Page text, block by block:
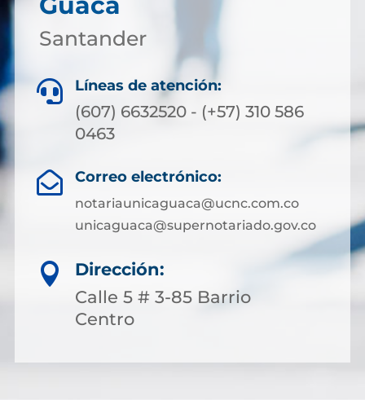
Santander
 Líneas de atención:
(607) 6632520 - (+57) 310 586
0463
 Correo electrónico:
notariaunicaguaca@ucnc.com.co
unicaguaca@supernotariado.gov.co

Dirección:
Calle 5 # 3-85 Barrio
Centro